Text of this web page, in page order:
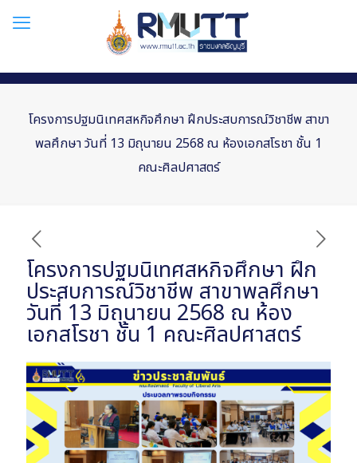
โครงการปฐมนิเทศสหกิจศึกษา ฝึกประสบการณ์วิชาชีพ สาขา
พลศึกษา วันที่ 13 มิถุนายน 2568 ณ ห้องเอกสโรชา ชั้น 1
คณะศิลปศาสตร์
โครงการปฐมนิเทศสหกิจศึกษา ฝึก
ประสบการณ์วิชาชีพ สาขาพลศึกษา
วันที่ 13 มิถุนายน 2568 ณ ห้อง
เอกสโรชา ชั้น 1 คณะศิลปศาสตร์